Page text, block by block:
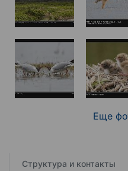
Еще
Структура и контакты